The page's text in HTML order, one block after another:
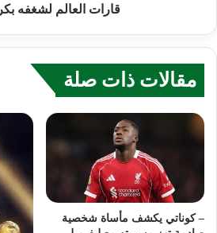
قارات العالم لشغفه
مقالات ذات صلة
– كوناتي يكشف مأساة شخصية